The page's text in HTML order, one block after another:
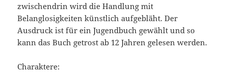
zwischendrin wird die Handlung mit
Belanglosigkeiten künstlich aufgebläht. Der
Ausdruck ist für ein Jugendbuch gewählt und so
kann das Buch getrost ab 12 Jahren gelesen werden.
Charaktere: